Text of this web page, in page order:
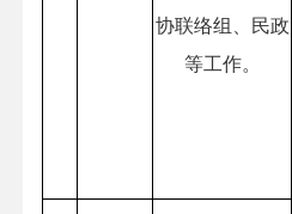
协联络组、民政
等工作。